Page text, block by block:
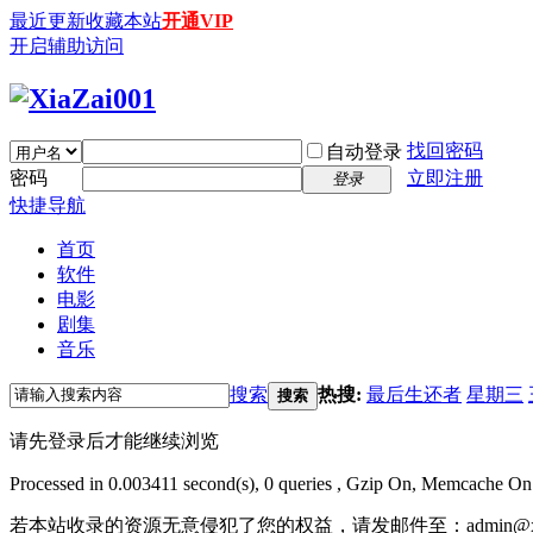
最近更新收藏本站开通VIP
开启辅助访问
自动登录 找回密码
密码
登录
立即注册
快捷导航
首页
软件
电影
剧集
音乐
搜索 搜索 热搜: 最后生还者 星期三
请先登录后才能继续浏览
Processed in 0.003411 second(s), 0 queries , Gzip On, Memcache
若本站收录的资源无意侵犯了您的权益，请发邮件至：